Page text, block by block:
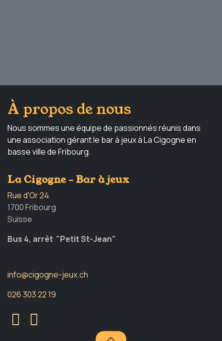
À propos de nous
Nous sommes une équipe de passionnés réunis dans
une association gérant le bar à jeux à La Cigogne en
basse ville de Fribourg.
La Cigogne - Bar à jeux
Rue d'Or 24
1700 Fribourg
Suisse
Bus 4, arrêt "Petit St-Jean"
info@cigogne-jeux.ch
026 303 22 19